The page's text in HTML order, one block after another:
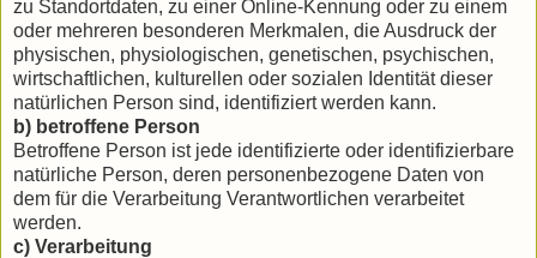
zu Standortdaten, zu einer Online-Kennung oder zu einem
oder mehreren besonderen Merkmalen, die Ausdruck der
physischen, physiologischen, genetischen, psychischen,
wirtschaftlichen, kulturellen oder sozialen Identität dieser
natürlichen Person sind, identifiziert werden kann.
b) betroffene Person
Betroffene Person ist jede identifizierte oder identifizierbare
natürliche Person, deren personenbezogene Daten von
dem für die Verarbeitung Verantwortlichen verarbeitet
werden.
c) Verarbeitung